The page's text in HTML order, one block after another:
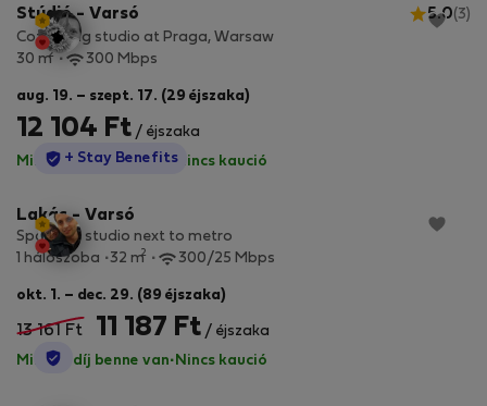
Stúdió - Varsó 5.0(3)
Cozy & big studio at Praga, Warsaw
30 m2 300 Mbps
aug. 19. – szept. 17. (29 éjszaka)
12 104 Ft / éjszaka
Minden díj benne van·Nincs kaució
StayProtection
+ Stay Benefits
Lakás - Varsó
Spacious studio next to metro
1 hálószoba
32 m2 300/25 Mbps
okt. 1. – dec. 29. (89 éjszaka)
13 161 Ft 11 187 Ft / éjszaka
Minden díj benne van· Nincs kaució
StayProtection